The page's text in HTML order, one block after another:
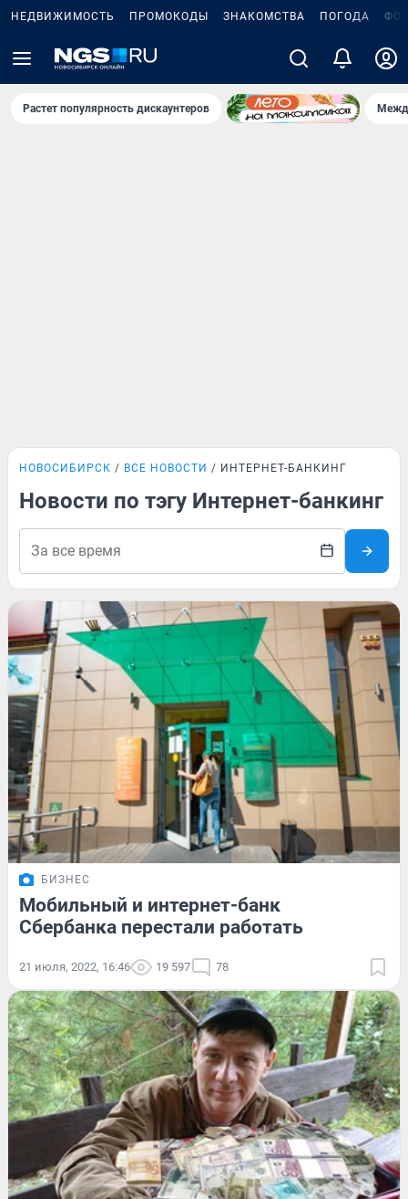
НЕДВИЖИМОСТЬ ПРОМОКОДЫ ЗНАКОМСТВА ПОГОДА
Растет популярность дискаунтеров
НОВОСИБИРСК ВСЕ НОВОСТИ ИНТЕРНЕТ-БАНКИНГ
Новости по тэгу Интернет-банкинг
БИЗНЕС
Мобильный и интернет-банк
Сбербанка перестали работать
21 июля, 2022, 16:46 19 597 78